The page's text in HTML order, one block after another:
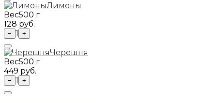
Лимоны
Вес500 г
128 руб.
− 1 +
Черешня
Вес500 г
449 руб.
− 1 +